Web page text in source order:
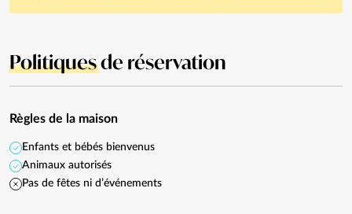
Politiquesde réservation
Règles de la maison
Enfants et bébés bienvenus
Animaux autorisés
Pas de fêtes ni d’événements